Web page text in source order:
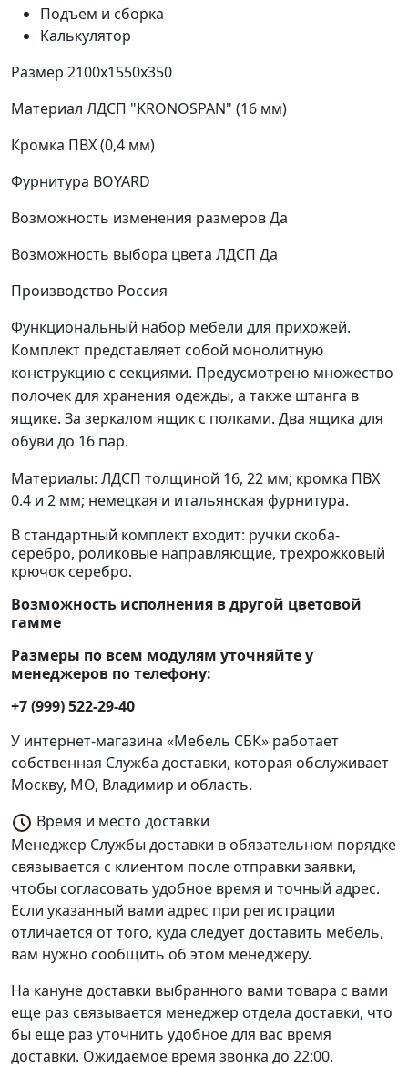
Подъем и сборка
Калькулятор
Размер 2100х1550х350
Материал ЛДСП "KRONOSPAN" (16 мм)
Кромка ПВХ (0,4 мм)
Фурнитура BOYARD
Возможность изменения размеровДа
Возможность выбора цвета ЛДСП Да
Производство Россия
Функциональный набор мебели для прихожей.
Комплект представляет собой монолитную
конструкцию с секциями. Предусмотрено множество
полочек для хранения одежды, а также штанга в
ящике. За зеркалом ящик с полками. Два ящика для
обуви до 16 пар.
Материалы: ЛДСП толщиной 16, 22 мм; кромка ПВХ
0.4 и 2 мм; немецкая и итальянская фурнитура.
В стандартный комплект входит: ручки скоба-
серебро, роликовые направляющие, трехрожковый
крючок серебро.
Возможность исполнения в другой цветовой
гамме
Размеры по всем модулям уточняйте у
менеджеров по телефону:
+7 (999) 522-29-40
У интернет-магазина «Мебель СБК» работает
собственная Служба доставки, которая обслуживает
Москву, МО, Владимир и область.
Время и место доставки
Менеджер Службы доставки в обязательном порядке
связывается с клиентом после отправки заявки,
чтобы согласовать удобное время и точный адрес.
Если указанный вами адрес при регистрации
отличается от того, куда следует доставить мебель,
вам нужно сообщить об этом менеджеру.
На кануне доставки выбранного вами товара с вами
еще раз связывается менеджер отдела доставки, что
бы еще раз уточнить удобное для вас время
доставки. Ожидаемое время звонка до 22:00.